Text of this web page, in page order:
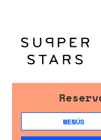
MENÚS